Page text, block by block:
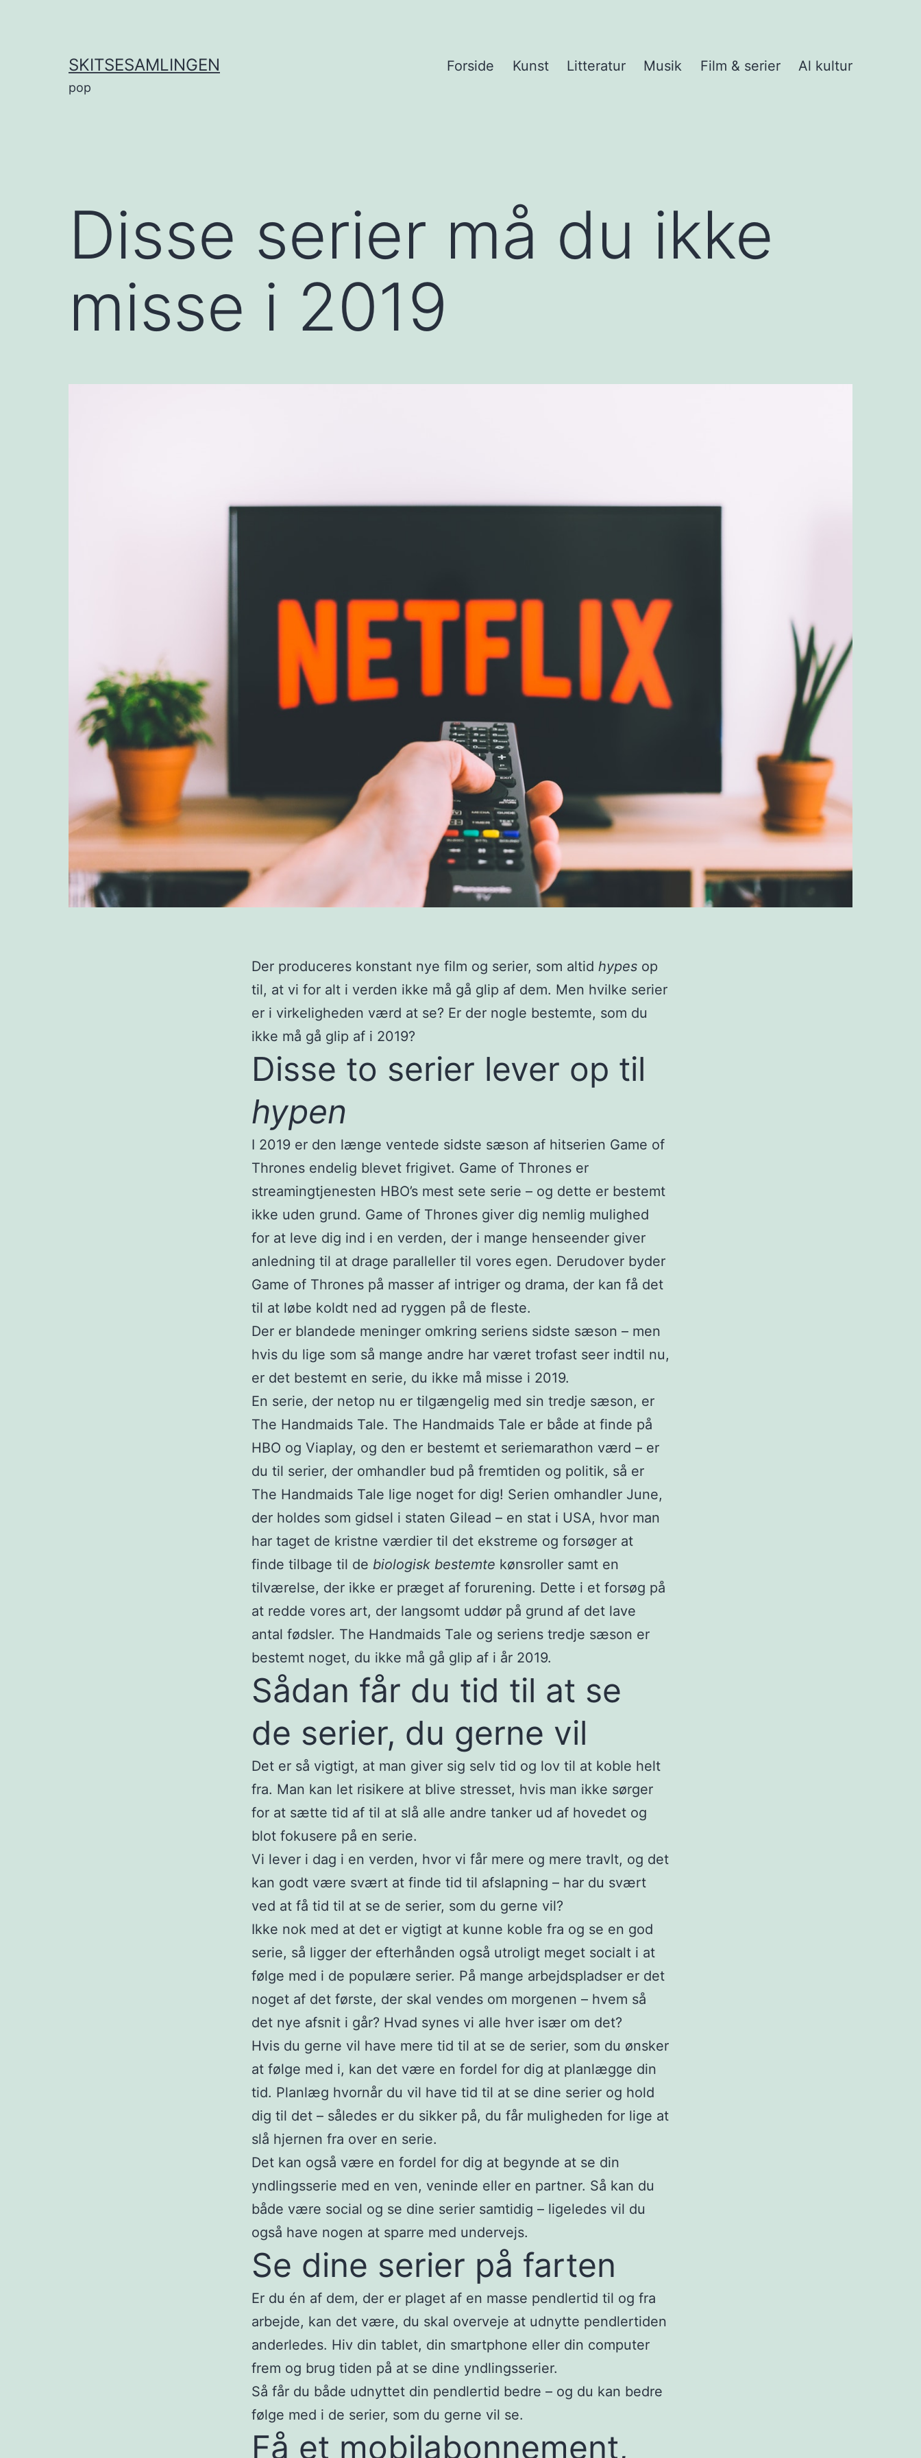
SKITSESAMLINGEN
pop
Forside Kunst Litteratur Musik Film & serier Al kultur
Disse serier må du ikke
misse i 2019
Der produceres konstant nye film og serier, som altid hypes op
til, at vi for alt i verden ikke må gå glip af dem. Men hvilke serier
er i virkeligheden værd at se? Er der nogle bestemte, som du
ikke må gå glip af i 2019?
Disse to serier lever op til
hypen
I 2019 er den længe ventede sidste sæson af hitserien Game of
Thrones endelig blevet frigivet. Game of Thrones er
streamingtjenesten HBO’s mest sete serie – og dette er bestemt
ikke uden grund. Game of Thrones giver dig nemlig mulighed
for at leve dig ind i en verden, der i mange henseender giver
anledning til at drage paralleller til vores egen. Derudover byder
Game of Thrones på masser af intriger og drama, der kan få det
til at løbe koldt ned ad ryggen på de fleste.
Der er blandede meninger omkring seriens sidste sæson – men
hvis du lige som så mange andre har været trofast seer indtil nu,
er det bestemt en serie, du ikke må misse i 2019.
En serie, der netop nu er tilgængelig med sin tredje sæson, er
The Handmaids Tale. The Handmaids Tale er både at finde på
HBO og Viaplay, og den er bestemt et seriemarathon værd – er
du til serier, der omhandler bud på fremtiden og politik, så er
The Handmaids Tale lige noget for dig! Serien omhandler June,
der holdes som gidsel i staten Gilead – en stat i USA, hvor man
har taget de kristne værdier til det ekstreme og forsøger at
finde tilbage til de biologisk bestemte kønsroller samt en
tilværelse, der ikke er præget af forurening. Dette i et forsøg på
at redde vores art, der langsomt uddør på grund af det lave
antal fødsler. The Handmaids Tale og seriens tredje sæson er
bestemt noget, du ikke må gå glip af i år 2019.
Sådan får du tid til at se
de serier, du gerne vil
Det er så vigtigt, at man giver sig selv tid og lov til at koble helt
fra. Man kan let risikere at blive stresset, hvis man ikke sørger
for at sætte tid af til at slå alle andre tanker ud af hovedet og
blot fokusere på en serie.
Vi lever i dag i en verden, hvor vi får mere og mere travlt, og det
kan godt være svært at finde tid til afslapning – har du svært
ved at få tid til at se de serier, som du gerne vil?
Ikke nok med at det er vigtigt at kunne koble fra og se en god
serie, så ligger der efterhånden også utroligt meget socialt i at
følge med i de populære serier. På mange arbejdspladser er det
noget af det første, der skal vendes om morgenen – hvem så
det nye afsnit i går? Hvad synes vi alle hver især om det?
Hvis du gerne vil have mere tid til at se de serier, som du ønsker
at følge med i, kan det være en fordel for dig at planlægge din
tid. Planlæg hvornår du vil have tid til at se dine serier og hold
dig til det – således er du sikker på, du får muligheden for lige at
slå hjernen fra over en serie.
Det kan også være en fordel for dig at begynde at se din
yndlingsserie med en ven, veninde eller en partner. Så kan du
både være social og se dine serier samtidig – ligeledes vil du
også have nogen at sparre med undervejs.
Se dine serier på farten
Er du én af dem, der er plaget af en masse pendlertid til og fra
arbejde, kan det være, du skal overveje at udnytte pendlertiden
anderledes. Hiv din tablet, din smartphone eller din computer
frem og brug tiden på at se dine yndlingsserier.
Så får du både udnyttet din pendlertid bedre – og du kan bedre
følge med i de serier, som du gerne vil se.
Få et mobilabonnement,